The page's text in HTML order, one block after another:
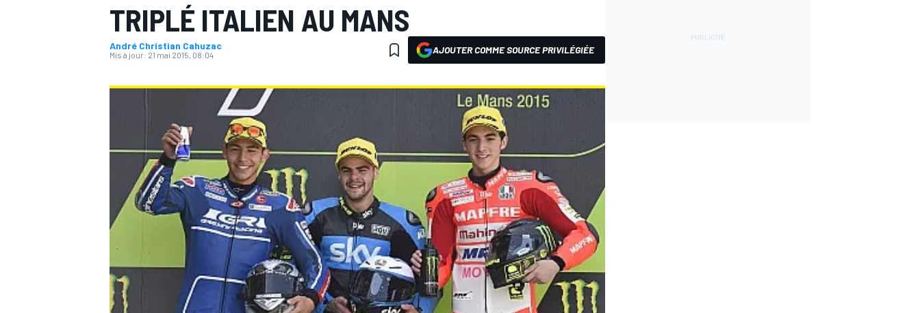
TRIPLÉ ITALIEN AU MANS
André Christian Cahuzac
Mis à jour: 21 mai 2015, 08:04 AJOUTER COMME SOURCE PRIVILÉGIÉE